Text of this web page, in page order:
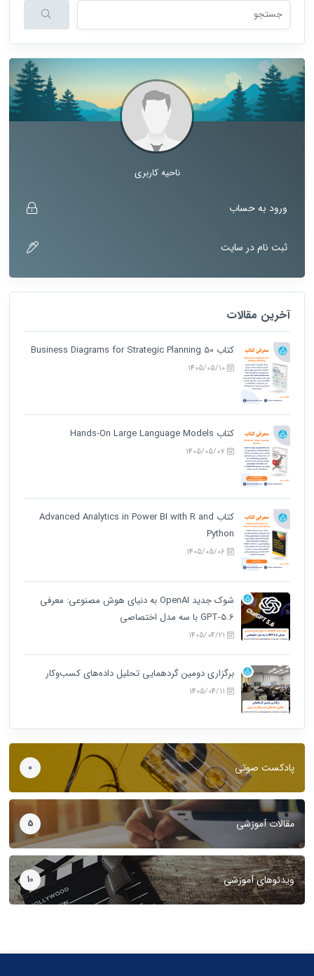
هنگامی که نتایج نمایش داده می شوند با استفاده از فلش های بالا و
ناحیه کاربری
ورود به حساب
ثبت نام در سایت
آخرین مقالات
کتاب 50 Business Diagrams for Strategic Planning
کتاب Hands-On Large Language Models
کتاب Advanced Analytics in Power BI with R and
Python
شوک جدید OpenAI به دنیای هوش مصنوعی: معرفی
GPT-5.6 با سه مدل اختصاصی
برگزاری دومین گردهمایی تحلیل داده‌های کسب‌وکار
پادکست صوتی 0
مقالات آموزشی 5
ویدئوهای آموزشی 10